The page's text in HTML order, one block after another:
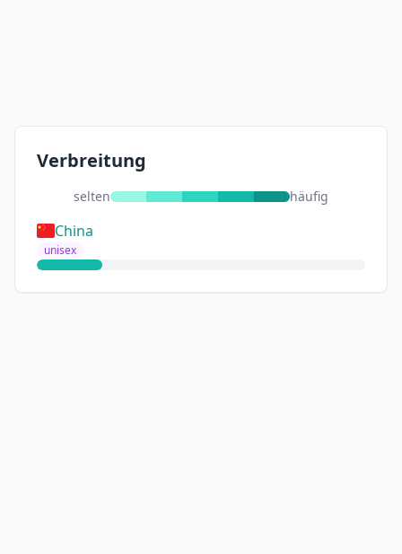
Verbreitung
selten häufig
China
unisex